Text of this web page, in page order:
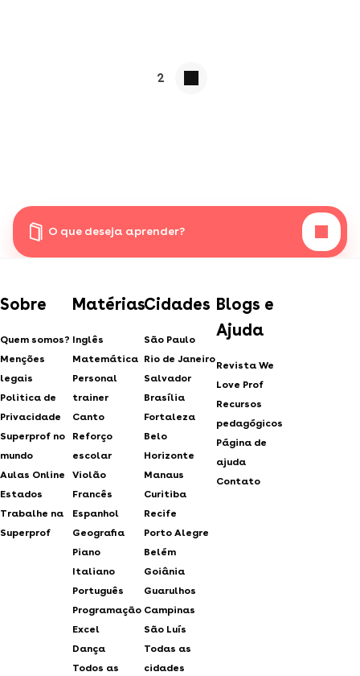
2
O que deseja aprender?
Sobre
Quem somos?
Menções
legais
Politica de
Privacidade
Superprof no
mundo
Aulas Online
Estados
Trabalhe na
Superprof
Matérias
Inglês
Matemática
Personal
trainer
Canto
Reforço
escolar
Violão
Francês
Espanhol
Geografia
Piano
Italiano
Português
Programação
Excel
Dança
Todos as
Cidades
São Paulo
Rio de Janeiro
Salvador
Brasília
Fortaleza
Belo
Horizonte
Manaus
Curitiba
Recife
Porto Alegre
Belém
Goiânia
Guarulhos
Campinas
São Luís
Todas as
cidades
Blogs e
Ajuda
Revista We
Love Prof
Recursos
pedagógicos
Página de
ajuda
Contato